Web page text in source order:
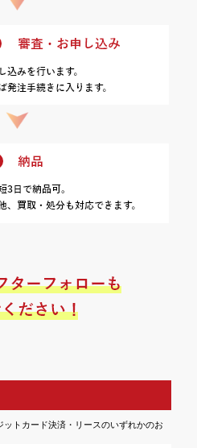
トカード決済・リースのいずれかのお